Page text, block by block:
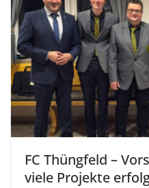
FC Thüngfeld –
viele Projekte